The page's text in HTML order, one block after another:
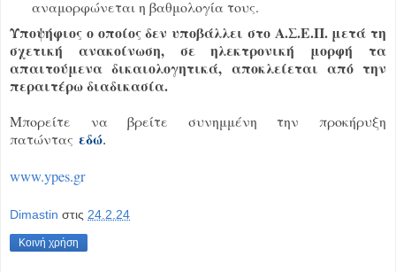
αναμορφώνεται η βαθμολογία τους.
Υποψήφιος ο οποίος δεν υποβάλλει στο Α.Σ.Ε.Π. μετά τη
σχετική ανακοίνωση, σε ηλεκτρονική μορφή τα
απαιτούμενα δικαιολογητικά, αποκλείεται από την
περαιτέρω διαδικασία.
Μπορείτε να βρείτε συνημμένη την προκήρυξη
πατώντας εδώ.
www.ypes.gr
Dimastin στις 24.2.24
Κοινή χρήση